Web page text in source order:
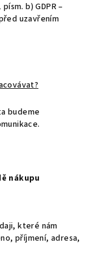
b) GDPR –
uzavřením
budeme
nákupu
které nám
příjmení, adresa,